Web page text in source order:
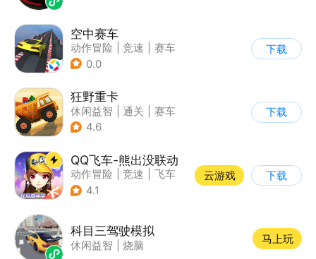
空中赛车
动作冒险 竞速
赛车
| 卡通
0.0
下载
狂野重卡
休闲益智 通关
赛车
4.6
下载
QQ飞车-熊出没联动
动作冒险 竞速
飞车
| 漂移
4.1
云游戏 下载
科目三驾驶模拟
休闲益智 烧脑
马上玩